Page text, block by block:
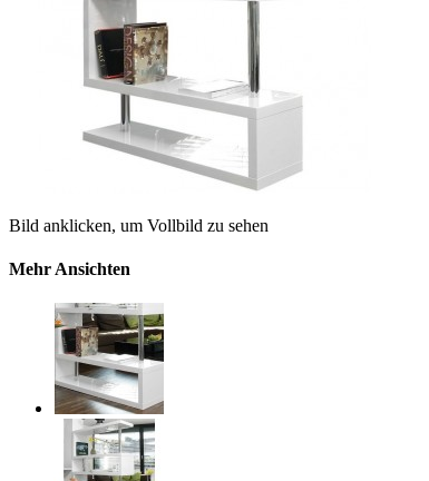
Bild anklicken, um Vollbild zu sehen
Mehr Ansichten